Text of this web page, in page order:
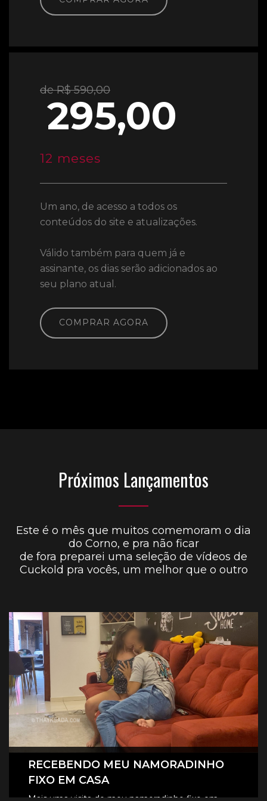
de R$ 590,00
295,00
12 meses
Um ano, de acesso a todos os
conteúdos do site e atualizações.
Válido também para quem já e
assinante, os dias serão adicionados ao
seu plano atual.
COMPRAR AGORA
Próximos Lançamentos
Este é o mês que muitos comemoram o dia
do Corno, e pra não ficar
de fora preparei uma seleção de vídeos de
Cuckold pra vocês, um melhor que o outro
RECEBENDO MEU NAMORADINHO
FIXO EM CASA
Mais uma visita do meu namoradinho fixo em